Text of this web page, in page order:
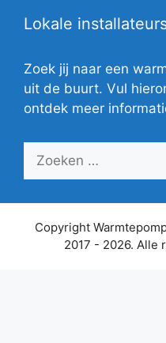
Lokale
Zoek jij naar een
uit de buurt. Vul
ontdek meer
Zoek
Copyright
2017 - 2026. Alle